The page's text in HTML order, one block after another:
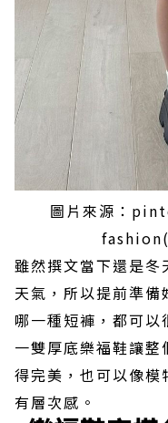
圖片來源：
雖然撰文當下還是冬
天氣，所以提前準
哪一種短褲，都可
一雙厚底樂福鞋讓
得完美，也可以像
有層次感。